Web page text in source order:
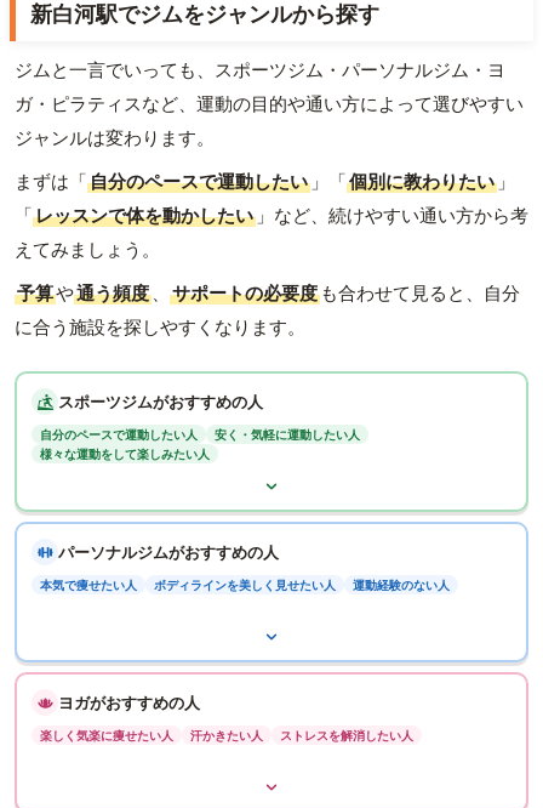
新白河駅でジムをジャンルから探す
ジムと一言でいっても、スポーツジム・パーソナルジム・ヨ
ガ・ピラティスなど、運動の目的や通い方によって選びやすい
ジャンルは変わります。
まずは「自分のペースで運動したい 」「個別に教わりたい 」
「レッスンで体を動かしたい 」など、続けやすい通い方から考
えてみましょう。
予算や通う頻度 、 サポートの必要度 も合わせて見ると、自分
に合う施設を探しやすくなります。
スポーツジムがおすすめの人
自分のペースで運動したい人
安く・気軽に運動したい人
様々な運動をして楽しみたい人
パーソナルジムがおすすめの人
本気で痩せたい人 ボディラインを美しく見せたい人 運動経験のない人
ヨガがおすすめの人
楽しく気楽に痩せたい人 汗かきたい人 ストレスを解消したい人